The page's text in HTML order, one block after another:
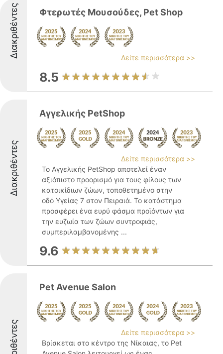
Διακριθέντες Φτερωτές Μουσούδες, Pet Shop
Δείτε περισσότερα >>
8.5
Διακριθέντες
Αγγελικής PetShop
Δείτε περισσότερα >>
Το Αγγελικής PetShop αποτελεί έναν
αξιόπιστο προορισμό για τους φίλους των
κατοικίδιων ζώων, τοποθετημένο στην
οδό Υγείας 7 στον Πειραιά. Το κατάστημα
προσφέρει ένα ευρύ φάσμα προϊόντων για
την ευζωία των ζώων συντροφιάς,
συμπεριλαμβανομένης ...
9.6
Pet Avenue Salon
Δείτε περισσότερα >>
Βρίσκεται στο κέντρο της Νίκαιας, το Pet